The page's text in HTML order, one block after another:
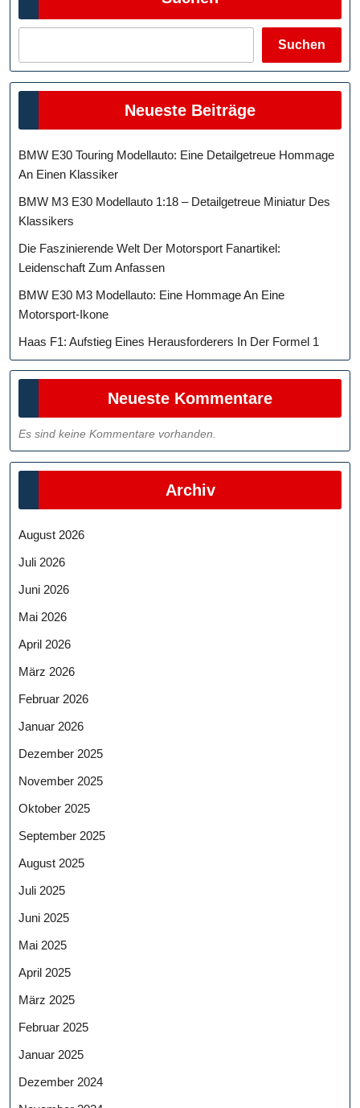
Suchen
Neueste Beiträge
BMW E30 Touring Modellauto: Eine Detailgetreue Hommage
An Einen Klassiker
BMW M3 E30 Modellauto 1:18 – Detailgetreue Miniatur Des
Klassikers
Die Faszinierende Welt Der Motorsport Fanartikel:
Leidenschaft Zum Anfassen
BMW E30 M3 Modellauto: Eine Hommage An Eine
Motorsport-Ikone
Haas F1: Aufstieg Eines Herausforderers In Der Formel 1
Neueste Kommentare
Es sind keine Kommentare vorhanden.
Archiv
August 2026
Juli 2026
Juni 2026
Mai 2026
April 2026
März 2026
Februar 2026
Januar 2026
Dezember 2025
November 2025
Oktober 2025
September 2025
August 2025
Juli 2025
Juni 2025
Mai 2025
April 2025
März 2025
Februar 2025
Januar 2025
Dezember 2024